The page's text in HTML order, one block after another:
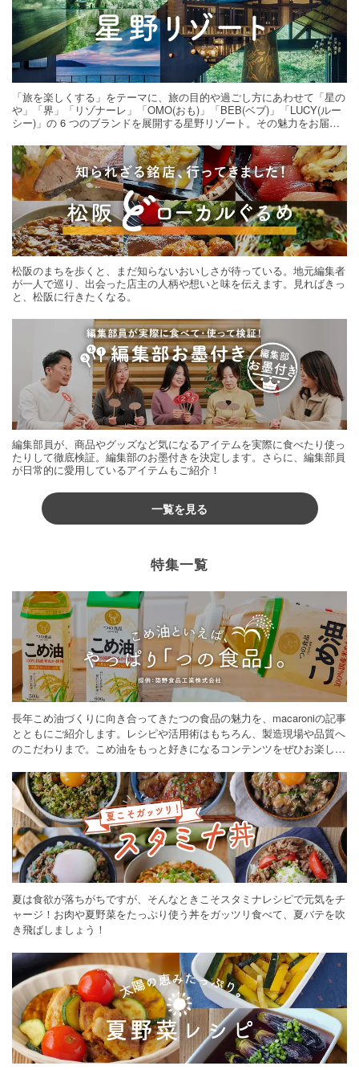
「旅を楽しくする」をテーマに、旅の目的や過ごし方にあわせて「星の
や」「界」「リゾナーレ」「OMO(おも)」「BEB(ベブ)」「LUCY(ルー
シー)」の 6 つのブランドを展開する星野リゾート。その魅力をお届け
松阪のまちを歩くと、まだ知らないおいしさが待っている。地元編集者
が一人で巡り、出会った店主の人柄や想いと味を伝えます。見ればきっ
と、松阪に行きたくなる。
編集部員が、商品やグッズなど気になるアイテムを実際に食べたり使っ
たりして徹底検証。編集部のお墨付きを決定します。さらに、編集部員
が日常的に愛用しているアイテムもご紹介！
一覧を見る
特集一覧
長年こめ油づくりに向き合ってきたつの食品の魅力を、macaroniの記事
とともにご紹介します。レシピや活用術はもちろん、製造現場や品質へ
のこだわりまで。こめ油をもっと好きになるコンテンツをぜひお楽しみ
夏は食欲が落ちがちですが、そんなときこそスタミナレシピで元気をチ
ャージ！お肉や夏野菜をたっぷり使う丼をガッツリ食べて、夏バテを吹
き飛ばしましょう！